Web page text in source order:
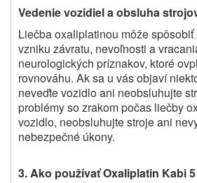
Vedenie vozidiel a obsluha
Liečba oxaliplatinou môže
vzniku závratu, nevoľnosti a
neurologických príznakov, ktoré
rovnováhu. Ak sa u vás objaví
neveďte vozidlo ani neobsluhujte
problémy so zrakom počas liečby
vozidlo, neobsluhujte stroje ani
nebezpečné úkony.
3. Ako používať Oxaliplatin Kabi